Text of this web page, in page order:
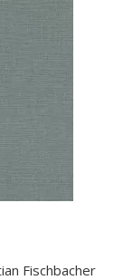
Fischbacher